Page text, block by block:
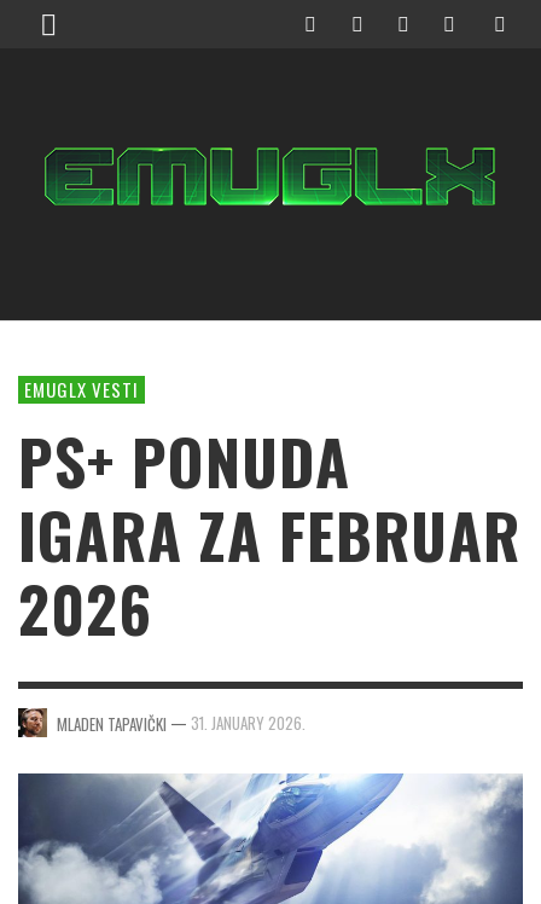
EMUGLX VESTI
PS+ PONUDA
IGARA ZA FEBRUAR
2026
MLADEN TAPAVIČKI — 31. JANUARY 2026.